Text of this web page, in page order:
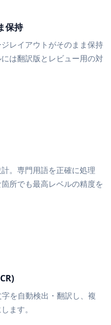
保持
レイアウトがそのまま保持
は翻訳版とレビュー用の対
。専門用語を正確に処理
所でも最高レベルの精度を
を自動検出・翻訳し、複
ます。